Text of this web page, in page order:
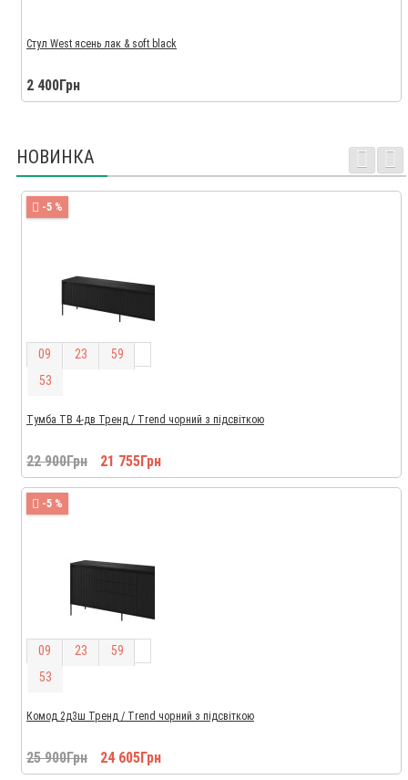
Стул West ясень лак & soft black
2 400Грн
НОВИНКА
-5 %
09 23 59
52
Тумба ТВ 4-дв Тренд / Trend чорний з підсвіткою
22 900Грн 21 755Грн
-5 %
09 23 59
52
Комод 2д3ш Тренд / Trend чорний з підсвіткою
25 900Грн 24 605Грн